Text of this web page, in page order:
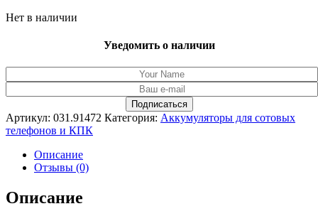
Нет в наличии
Уведомить о наличии
Артикул: 031.91472 Категория: Аккумуляторы для сотовых
телефонов и КПК
Описание
Отзывы (0)
Описание